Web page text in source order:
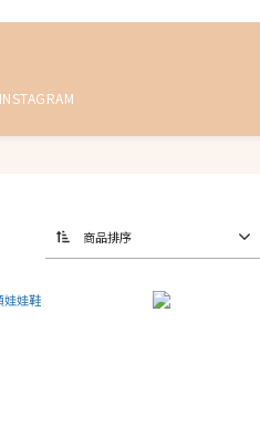
INSTAGRAM
商品排序